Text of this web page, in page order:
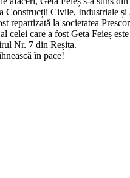
Construcții Civile, Industriale
repartizată la societatea
celei care a fost Geta Feieș
Nr. 7 din Reșița.
în pace!